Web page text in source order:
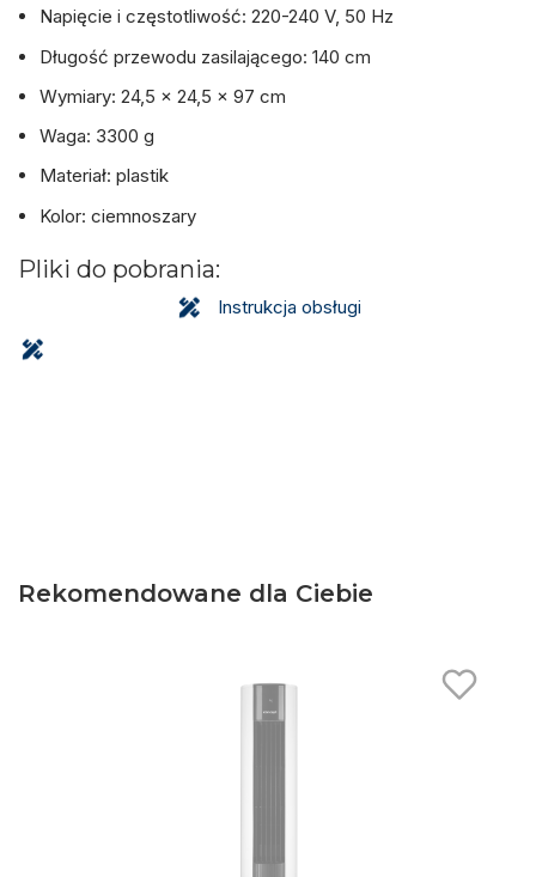
Napięcie i częstotliwość: 220-240 V, 50 Hz
Długość przewodu zasilającego: 140 cm
Wymiary: 24,5 x 24,5 x 97 cm
Waga: 3300 g
Materiał: plastik
Kolor: ciemnoszary
Pliki do pobrania:
Instrukcja obsługi
Rekomendowane dla Ciebie